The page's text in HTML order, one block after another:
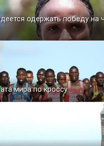
одержать победу на
мира по кроссу